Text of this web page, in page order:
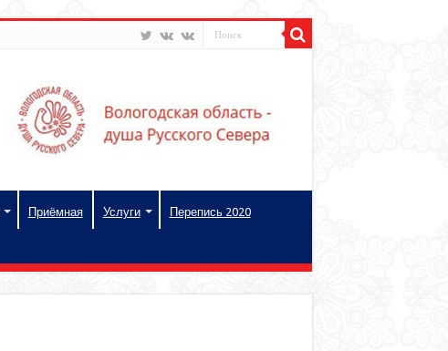
Приёмная Услуги Перепись 2020